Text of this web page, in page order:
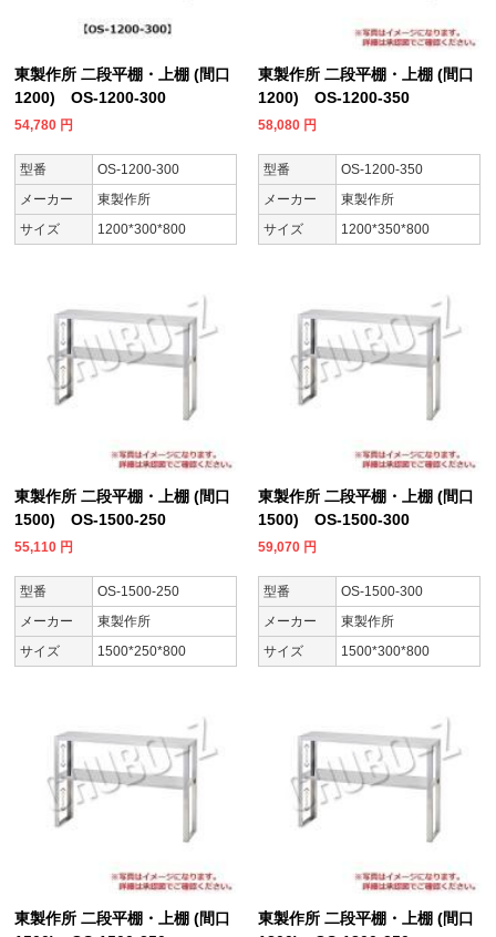
東製作所 二段平棚・上棚 (間口
1200) OS-1200-300
54,780 円
型番
OS-1200-300
メーカー
東製作所
サイズ
1200*300*800
東製作所 二段平棚・上棚 (間口
1200) OS-1200-350
58,080 円
型番
OS-1200-350
メーカー
東製作所
サイズ
1200*350*800
東製作所 二段平棚・上棚 (間口
1500) OS-1500-250
55,110 円
型番
OS-1500-250
メーカー
東製作所
サイズ
1500*250*800
東製作所 二段平棚・上棚 (間口
1500) OS-1500-300
59,070 円
型番
OS-1500-300
メーカー
東製作所
サイズ
1500*300*800
東製作所 二段平棚・上棚 (間口
東製作所 二段平棚・上棚 (間口